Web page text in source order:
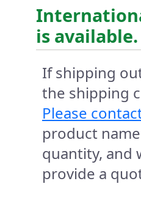
is available.
If shipping
the shipping
Please
product
quantity, and
provide a